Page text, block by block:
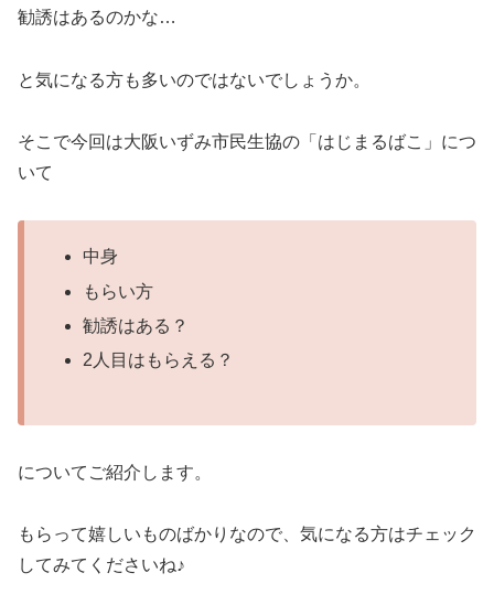
勧誘はあるのかな…
と気になる方も多いのではないでしょうか。
そこで今回は大阪いずみ市民生協の「はじまるばこ」につ
いて
中身
もらい方
勧誘はある？
2人目はもらえる？
についてご紹介します。
もらって嬉しいものばかりなので、気になる方はチェック
してみてくださいね♪